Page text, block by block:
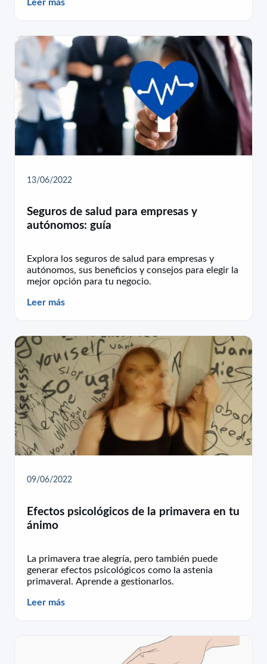
Leer más
13/06/2022
Seguros de salud para empresas y
autónomos: guía
Explora los seguros de salud para empresas y
autónomos, sus beneficios y consejos para elegir la
mejor opción para tu negocio.
Leer más
09/06/2022
Efectos psicológicos de la primavera en tu
ánimo
La primavera trae alegría, pero también puede
generar efectos psicológicos como la astenia
primaveral. Aprende a gestionarlos.
Leer más